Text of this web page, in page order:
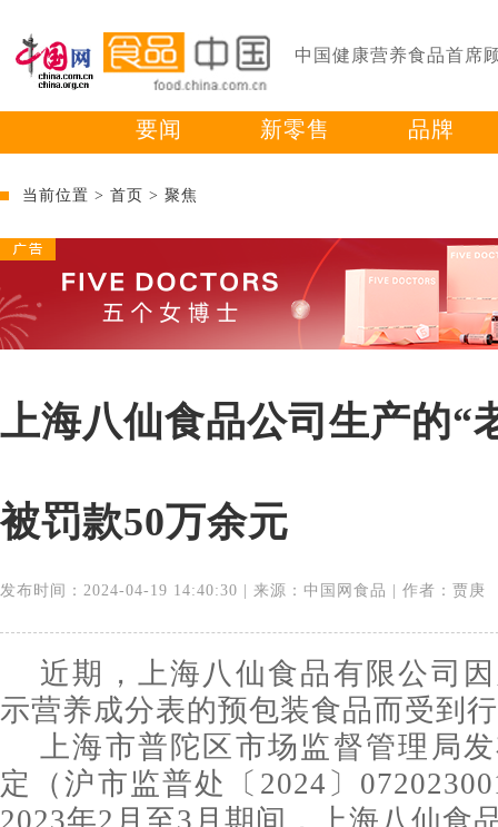
中国健康营养食品首席
要闻 新零售 品牌
当前位置 > 首页 > 聚焦
上海八仙食品公司生产的“
被罚款50万余元
发布时间：2024-04-19 14:40:30 | 来源：中国网食品 | 作者：贾庚
近期，上海八仙食品有限公司
示营养成分表的预包装食品而受到
上海市普陀区市场监督管理局
定（沪市监普处〔2024〕
2023年2月至3月期间，上海八仙食